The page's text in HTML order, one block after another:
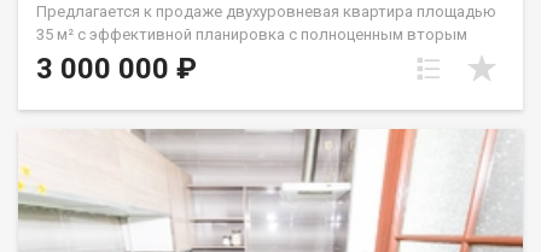
Предлагается к продаже двухуровневая квартира площадью
35 м² с эффективной планировка с полноценным вторым
уровнем, где высота потолков составляет 1,78 м, что
позволяет обустроить приватную зону для спальни, рабочего
функциональная кухонная зона, совмещенная с гостиной. В
квартире выполнен качественный современный ремонт,
установлена новая кухня, вся необходимая мебель и бытовая
техника, включая двухкамерный холодильник и даже
электрокамин с реалистичной имитацией пламени. Широкий
деревянный подоконник у большого окна, выходящего в
3 000 000 ₽